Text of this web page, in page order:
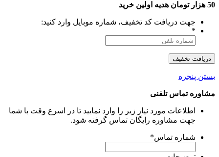
50 هزار تومان هدیه اولین خرید
جهت دریافت کد تخفیف، شماره موبایل وارد کنید:
*
بستن پنجره
مشاوره تماس تلفنی
اطلاعات مورد نیاز زیر را وارد نمایید تا در اسرع وقت با شما
جهت مشاوره رایگان تماس گرفته شود.
شماره تماس*